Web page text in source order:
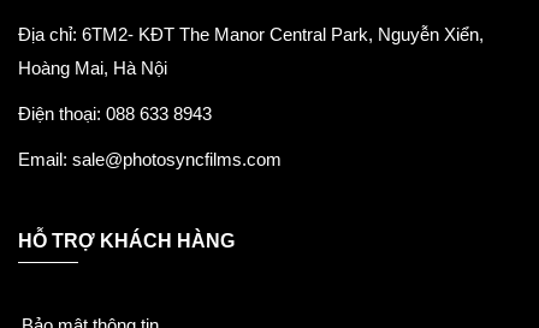
Địa chỉ: 6TM2- KĐT The Manor Central Park, Nguyễn Xiển,
Hoàng Mai, Hà Nội
Điện thoại: 088 633 8943
Email: sale@photosyncfilms.com
HỖ TRỢ KHÁCH HÀNG